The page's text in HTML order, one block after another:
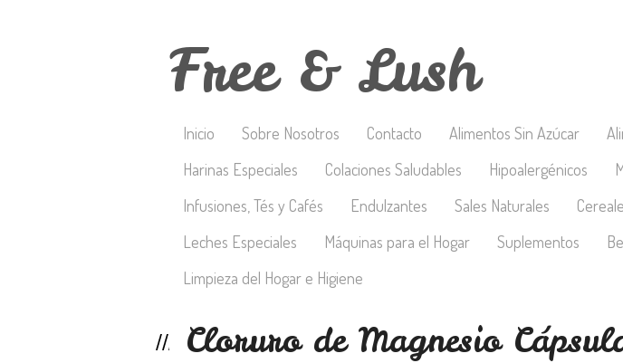
Free & Lush
Inicio Sobre Nosotros Contacto Alimentos Sin Azúcar
Harinas Especiales
Colaciones Saludables Hipoalergénicos
Infusiones, Tés y Cafés
Endulzantes Sales Naturales
Leches Especiales
Máquinas para el Hogar Suplementos
Limpieza del Hogar e Higiene
Cloruro de Magnesio